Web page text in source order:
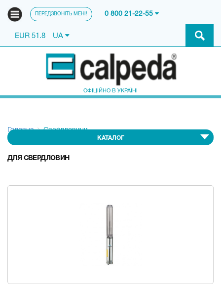
ПЕРЕДЗВОНІТЬ МЕНІ! 0 800 21-22-55
EUR 51.8 UA
ОФІЦІЙНО В УКРАЇНІ
Головна Свердловини
КАТАЛОГ
ДЛЯ СВЕРДЛОВИН